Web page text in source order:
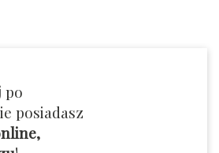
po
posiadasz